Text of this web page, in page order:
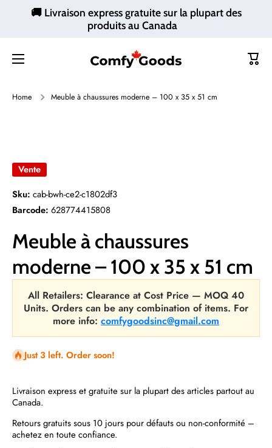
Ignorer et passer au contenu
🚚 Livraison express gratuite sur la plupart des
produits au Canada
Home Meuble à chaussures moderne – 100 x 35 x 51 cm
Vente
Sku: cab-bwh-ce2-c1802df3
Barcode: 628774415808
Meuble à chaussures
moderne – 100 x 35 x 51 cm
All Retailers: Clearance at Cost Price — MOQ 40
Units. Orders can be any combination of items. For
more info: comfygoodsinc@gmail.com
Just 3 left. Order soon!
Livraison express et gratuite sur la plupart des articles partout au
Canada.
Retours gratuits sous 10 jours pour défauts ou non-conformité –
achetez en toute confiance.